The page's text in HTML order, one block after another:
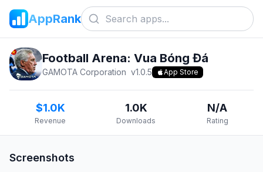
AppRank
Football Arena: Vua Bóng Đá
GAMOTA Corporation v1.0.5 App Store
$1.0K
Revenue
1.0K
Downloads
N/A
Rating
Screenshots